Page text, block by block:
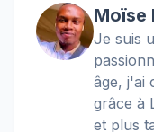
Moïse
Je suis
âge, j'ai
grâce à
et plus